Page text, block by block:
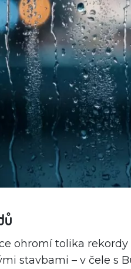
ohromí tolika
stavbami – v čele s